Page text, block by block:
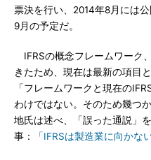
票決を行い、2014年8月には
9月の予定だ。
IFRSの概念フレームワーク
きたため、現在は最新の項目
「フレームワークと現在の
わけではない。そのため幾つ
地氏は述べ、「誤った通説」
事：
「IFRSは製造業に向かな